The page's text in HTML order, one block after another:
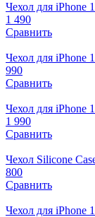
Чехол для iPhone
1 490
Сравнить
Чехол для iPhone
990
Сравнить
Чехол для iPhone
1 990
Сравнить
Чехол Silicone
800
Сравнить
Чехол для iPhone